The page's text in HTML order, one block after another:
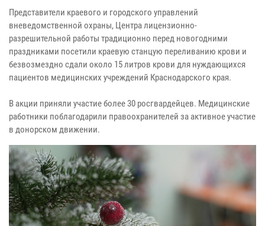
Представители краевого и городского управлений
вневедомственной охраны, Центра лицензионно-
разрешительной работы традиционно перед новогодними
праздниками посетили краевую станцую переливанию крови и
безвозмездно сдали около 15 литров крови для нуждающихся
пациентов медицинских учреждений Краснодарского края.
В акции приняли участие более 30 росгвардейцев. Медицинские
работники поблагодарили правоохранителей за активное участие
в донорском движении.